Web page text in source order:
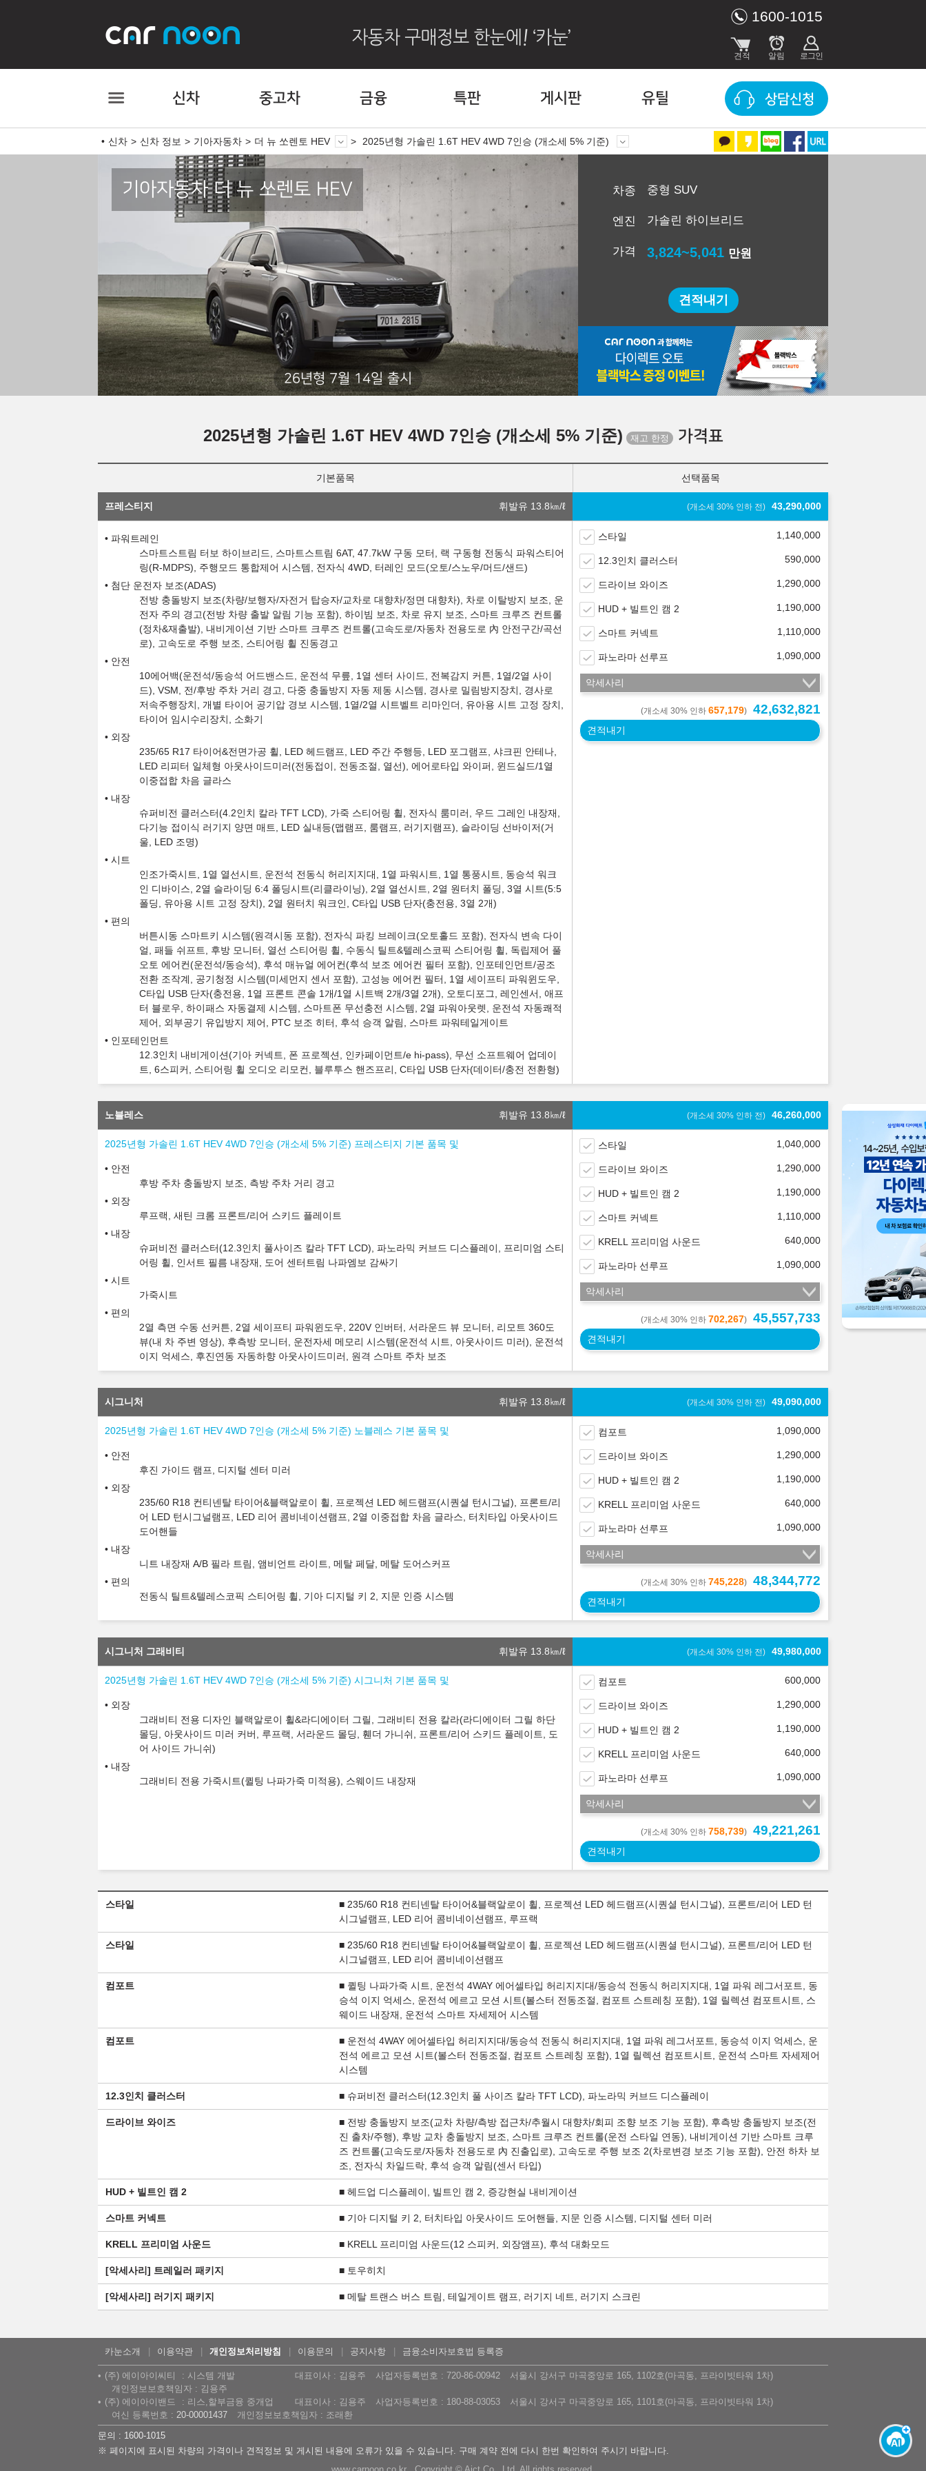
1600-1015
신차 중고차 금융 특판 게시판 유틸 상담신청
신차 신차 정보 기아자동차 더 뉴 쏘렌토 HEV 2025년형 가솔린 1.6T HEV 4WD 7인승 (개소세 5% 기준)
기아자동차 더 뉴 쏘렌토 HEV
26년형 7월 14일 출시
차종 중형 SUV
엔진 가솔린 하이브리드
가격 3,824~5,041 만원
견적내기
2025년형 가솔린 1.6T HEV 4WD 7인승 (개소세 5% 기준) 가격표
기본품목 선택품목
프레스티지 휘발유 13.8㎞/ℓ (개소세 30% 인하 전) 43,290,000
파워트레인
스마트스트림 터보 하이브리드, 스마트스트림 6AT, 47.7kW 구동 모터, 랙 구동형 전동식 파워스티어
링(R-MDPS), 주행모드 통합제어 시스템, 전자식 4WD, 터레인 모드(오토/스노우/머드/샌드)
첨단 운전자 보조(ADAS)
전방 충돌방지 보조(차량/보행자/자전거 탑승자/교차로 대향차/정면 대향차), 차로 이탈방지 보조, 운
전자 주의 경고(전방 차량 출발 알림 기능 포함), 하이빔 보조, 차로 유지 보조, 스마트 크루즈 컨트롤
(정차&재출발), 내비게이션 기반 스마트 크루즈 컨트롤(고속도로/자동차 전용도로 內 안전구간/곡선
로), 고속도로 주행 보조, 스티어링 휠 진동경고
안전
10에어백(운전석/동승석 어드밴스드, 운전석 무릎, 1열 센터 사이드, 전복감지 커튼, 1열/2열 사이
드), VSM, 전/후방 주차 거리 경고, 다중 충돌방지 자동 제동 시스템, 경사로 밀림방지장치, 경사로
저속주행장치, 개별 타이어 공기압 경보 시스템, 1열/2열 시트벨트 리마인더, 유아용 시트 고정 장치,
타이어 임시수리장치, 소화기
외장
235/65 R17 타이어&전면가공 휠, LED 헤드램프, LED 주간 주행등, LED 포그램프, 샤크핀 안테나,
LED 리피터 일체형 아웃사이드미러(전동접이, 전동조절, 열선), 에어로타입 와이퍼, 윈드실드/1열
이중접합 차음 글라스
내장
슈퍼비전 클러스터(4.2인치 칼라 TFT LCD), 가죽 스티어링 휠, 전자식 룸미러, 우드 그레인 내장재,
다기능 접이식 러기지 양면 매트, LED 실내등(맵램프, 룸램프, 러기지램프), 슬라이딩 선바이저(거
울, LED 조명)
시트
인조가죽시트, 1열 열선시트, 운전석 전동식 허리지지대, 1열 파워시트, 1열 통풍시트, 동승석 워크
인 디바이스, 2열 슬라이딩 6:4 폴딩시트(리클라이닝), 2열 열선시트, 2열 원터치 폴딩, 3열 시트(5:5
폴딩, 유아용 시트 고정 장치), 2열 원터치 워크인, C타입 USB 단자(충전용, 3열 2개)
편의
버튼시동 스마트키 시스템(원격시동 포함), 전자식 파킹 브레이크(오토홀드 포함), 전자식 변속 다이
얼, 패들 쉬프트, 후방 모니터, 열선 스티어링 휠, 수동식 틸트&텔레스코픽 스티어링 휠, 독립제어 풀
오토 에어컨(운전석/동승석), 후석 매뉴얼 에어컨(후석 보조 에어컨 필터 포함), 인포테인먼트/공조
전환 조작계, 공기청정 시스템(미세먼지 센서 포함), 고성능 에어컨 필터, 1열 세이프티 파워윈도우,
C타입 USB 단자(충전용, 1열 프론트 콘솔 1개/1열 시트백 2개/3열 2개), 오토디포그, 레인센서, 애프
터 블로우, 하이패스 자동결제 시스템, 스마트폰 무선충전 시스템, 2열 파워아웃렛, 운전석 자동쾌적
제어, 외부공기 유입방지 제어, PTC 보조 히터, 후석 승객 알림, 스마트 파워테일게이트
인포테인먼트
12.3인치 내비게이션(기아 커넥트, 폰 프로젝션, 인카페이먼트/e hi-pass), 무선 소프트웨어 업데이
트, 6스피커, 스티어링 휠 오디오 리모컨, 블루투스 핸즈프리, C타입 USB 단자(데이터/충전 전환형)
스타일 1,140,000
12.3인치 클러스터 590,000
드라이브 와이즈 1,290,000
HUD + 빌트인 캠 2 1,190,000
스마트 커넥트 1,110,000
파노라마 선루프 1,090,000
악세사리
(개소세 30% 인하 657,179) 42,632,821
견적내기
노블레스 휘발유 13.8㎞/ℓ (개소세 30% 인하 전) 46,260,000
2025년형 가솔린 1.6T HEV 4WD 7인승 (개소세 5% 기준) 프레스티지 기본 품목 및
안전
후방 주차 충돌방지 보조, 측방 주차 거리 경고
외장
루프랙, 새틴 크롬 프론트/리어 스키드 플레이트
내장
슈퍼비전 클러스터(12.3인치 풀사이즈 칼라 TFT LCD), 파노라믹 커브드 디스플레이, 프리미엄 스티
어링 휠, 인서트 필름 내장재, 도어 센터트림 나파엠보 감싸기
시트
가죽시트
편의
2열 측면 수동 선커튼, 2열 세이프티 파워윈도우, 220V 인버터, 서라운드 뷰 모니터, 리모트 360도
뷰(내 차 주변 영상), 후측방 모니터, 운전자세 메모리 시스템(운전석 시트, 아웃사이드 미러), 운전석
이지 억세스, 후진연동 자동하향 아웃사이드미러, 원격 스마트 주차 보조
스타일 1,040,000
드라이브 와이즈 1,290,000
HUD + 빌트인 캠 2 1,190,000
스마트 커넥트 1,110,000
KRELL 프리미엄 사운드 640,000
파노라마 선루프 1,090,000
악세사리
(개소세 30% 인하 702,267) 45,557,733
견적내기
시그니처 휘발유 13.8㎞/ℓ (개소세 30% 인하 전) 49,090,000
2025년형 가솔린 1.6T HEV 4WD 7인승 (개소세 5% 기준) 노블레스 기본 품목 및
안전
후진 가이드 램프, 디지털 센터 미러
외장
235/60 R18 컨티넨탈 타이어&블랙알로이 휠, 프로젝션 LED 헤드램프(시퀀셜 턴시그널), 프론트/리
어 LED 턴시그널램프, LED 리어 콤비네이션램프, 2열 이중접합 차음 글라스, 터치타입 아웃사이드
도어핸들
내장
니트 내장재 A/B 필라 트림, 앰비언트 라이트, 메탈 페달, 메탈 도어스커프
편의
전동식 틸트&텔레스코픽 스티어링 휠, 기아 디지털 키 2, 지문 인증 시스템
컴포트 1,090,000
드라이브 와이즈 1,290,000
HUD + 빌트인 캠 2 1,190,000
KRELL 프리미엄 사운드 640,000
파노라마 선루프 1,090,000
악세사리
(개소세 30% 인하 745,228) 48,344,772
견적내기
시그니처 그래비티 휘발유 13.8㎞/ℓ (개소세 30% 인하 전) 49,980,000
2025년형 가솔린 1.6T HEV 4WD 7인승 (개소세 5% 기준) 시그니처 기본 품목 및
외장
그래비티 전용 디자인 블랙알로이 휠&라디에이터 그릴, 그래비티 전용 칼라(라디에이터 그릴 하단
몰딩, 아웃사이드 미러 커버, 루프랙, 서라운드 몰딩, 휀더 가니쉬, 프론트/리어 스키드 플레이트, 도
어 사이드 가니쉬)
내장
그래비티 전용 가죽시트(퀼팅 나파가죽 미적용), 스웨이드 내장재
컴포트 600,000
드라이브 와이즈 1,290,000
HUD + 빌트인 캠 2 1,190,000
KRELL 프리미엄 사운드 640,000
파노라마 선루프 1,090,000
악세사리
(개소세 30% 인하 758,739) 49,221,261
견적내기
스타일
■ 235/60 R18 컨티넨탈 타이어&블랙알로이 휠, 프로젝션 LED 헤드램프(시퀀셜 턴시그널), 프론트/리어 LED 턴
시그널램프, LED 리어 콤비네이션램프, 루프랙
스타일
■ 235/60 R18 컨티넨탈 타이어&블랙알로이 휠, 프로젝션 LED 헤드램프(시퀀셜 턴시그널), 프론트/리어 LED 턴
시그널램프, LED 리어 콤비네이션램프
컴포트
■ 퀼팅 나파가죽 시트, 운전석 4WAY 에어셀타입 허리지지대/동승석 전동식 허리지지대, 1열 파워 레그서포트, 동
승석 이지 억세스, 운전석 에르고 모션 시트(볼스터 전동조절, 컴포트 스트레칭 포함), 1열 릴렉션 컴포트시트, 스
웨이드 내장재, 운전석 스마트 자세제어 시스템
컴포트
■ 운전석 4WAY 에어셀타입 허리지지대/동승석 전동식 허리지지대, 1열 파워 레그서포트, 동승석 이지 억세스, 운
전석 에르고 모션 시트(볼스터 전동조절, 컴포트 스트레칭 포함), 1열 릴렉션 컴포트시트, 운전석 스마트 자세제어
시스템
12.3인치 클러스터 ■ 슈퍼비전 클러스터(12.3인치 풀 사이즈 칼라 TFT LCD), 파노라믹 커브드 디스플레이
드라이브 와이즈
■ 전방 충돌방지 보조(교차 차량/측방 접근차/추월시 대향차/회피 조향 보조 기능 포함), 후측방 충돌방지 보조(전
진 출차/주행), 후방 교차 충돌방지 보조, 스마트 크루즈 컨트롤(운전 스타일 연동), 내비게이션 기반 스마트 크루
즈 컨트롤(고속도로/자동차 전용도로 內 진출입로), 고속도로 주행 보조 2(차로변경 보조 기능 포함), 안전 하차 보
조, 전자식 차일드락, 후석 승객 알림(센서 타입)
HUD + 빌트인 캠 2 ■ 헤드업 디스플레이, 빌트인 캠 2, 증강현실 내비게이션
스마트 커넥트 ■ 기아 디지털 키 2, 터치타입 아웃사이드 도어핸들, 지문 인증 시스템, 디지털 센터 미러
KRELL 프리미엄 사운드 ■ KRELL 프리미엄 사운드(12 스피커, 외장앰프), 후석 대화모드
[악세사리] 트레일러 패키지 ■ 토우히치
[악세사리] 러기지 패키지 ■ 메탈 트랜스 버스 트림, 테일게이트 램프, 러기지 네트, 러기지 스크린
카눈소개 이용약관 개인정보처리방침 이용문의 공지사항 금융소비자보호법 등록증
(주) 에이아이씨티 시스템 개발 대표이사 : 김용주 사업자등록번호 : 720-86-00942
서울시 강서구 마곡중앙로 165, 1102호(마곡동, 프라이빗타워 1차)
개인정보보호책임자 : 김용주
(주) 에이아이밴드
리스,할부금융 중개업 대표이사 : 김용주 사업자등록번호 : 180-88-03053
서울시 강서구 마곡중앙로 165, 1101호(마곡동, 프라이빗타워 1차)
여신 등록번호 : 20-00001437
개인정보보호책임자 : 조래환
문의 : 1600-1015
※ 페이지에 표시된 차량의 가격이나 견적정보 및 게시된 내용에 오류가 있을 수 있습니다. 구매 계약 전에 다시 한번 확인하여 주시기 바랍니다.